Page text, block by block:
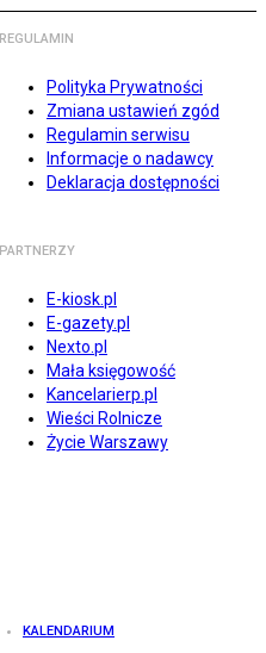
REGULAMIN
Polityka Prywatności
Zmiana ustawień zgód
Regulamin serwisu
Informacje o nadawcy
Deklaracja dostępności
PARTNERZY
E-kiosk.pl
E-gazety.pl
Nexto.pl
Mała księgowość
Kancelarierp.pl
Wieści Rolnicze
Życie Warszawy
KALENDARIUM